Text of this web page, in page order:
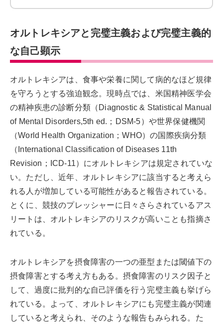
オルトレキシアと完璧主義および完璧主義的
な自己顕示
オルトレキシアは、食事や栄養に関して病的なほど規律
を守ろうとする強迫観念。現時点では、米国精神医学会
の精神疾患の診断分類（Diagnostic & Statistical Manual
of Mental Disorders,5th ed.；DSM-5）や世界保健機関
（World Health Organization；WHO）の国際疾病分類
（International Classification of Diseases 11th
Revision；ICD-11）にオルトレキシアは規定されていな
い。ただし、近年、オルトレキシアに該当すると考えら
れる人が増加している可能性があると報告されている。
とくに、競技のプレッシャーに日々さらされているアス
リートは、オルトレキシアのリスクが高いことも指摘さ
れている。
オルトレキシアを摂食障害の一つの亜型または閾値下の
摂食障害とする考え方もある。摂食障害のリスク因子と
して、過度に批判的な自己評価を行う完璧主義も挙げら
れている。よって、オルトレキシアにも完璧主義が関連
していると考えられ、そのような報告もみられる。た